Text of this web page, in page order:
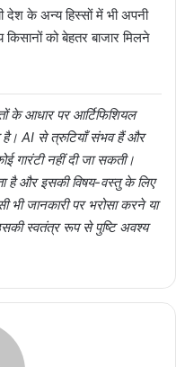
देश के अन्य हिस्सों में भी अपनी
को बेहतर बाजार मिलने
के आधार पर आर्टिफिशियल
है। AI से त्रुटियाँ संभव हैं और
गारंटी नहीं दी जा सकती।
और इसकी विषय-वस्तु के लिए
भी जानकारी पर भरोसा करने या
स्वतंत्र रूप से पुष्टि अवश्य